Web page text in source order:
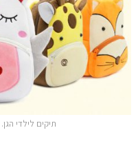
תיקים לילדי